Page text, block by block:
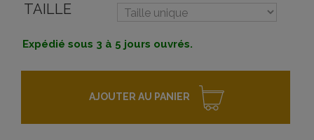
TAILLE
Expédié sous 3 à 5 jours ouvrés.
AJOUTER AU PANIER